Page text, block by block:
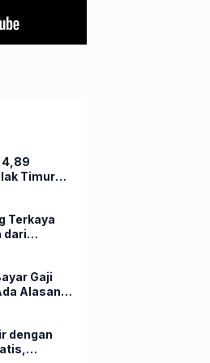
4,89
Timur
Terkaya
dari
Gaji
Alasan
dengan